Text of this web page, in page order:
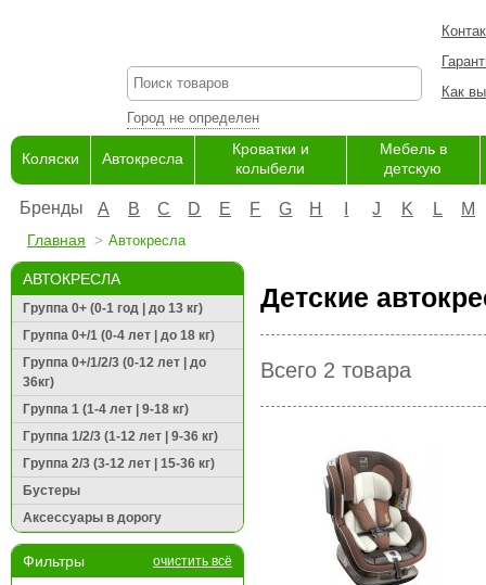
Город не определен
Как
Коляски Автокресла
Кроватки и
колыбели
Мебель в
детскую
Бренды A B C D E F G H J K L M
Главная Автокресла
АВТОКРЕСЛА
Группа 0+ (0-1 год | до 13 кг)
Группа 0+/1 (0-4 лет | до 18 кг)
Группа 0+/1/2/3 (0-12 лет | до
36кг)
Группа 1 (1-4 лет | 9-18 кг)
Группа 1/2/3 (1-12 лет | 9-36 кг)
Группа 2/3 (3-12 лет | 15-36 кг)
Бустеры
Аксессуары в дорогу
Фильтры очистить всё
Детские
Всего 2 товара